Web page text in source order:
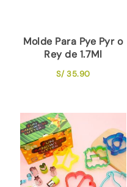
Molde Para Pye Pyr o
Rey de 1.7Ml
S/35.90